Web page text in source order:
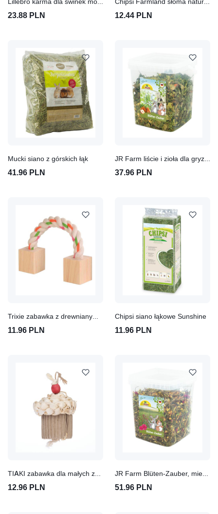
23.88 PLN 12.44 PLN
Mucki siano z górskich łąk
41.96 PLN 37.96 PLN
11.96 PLN
Chipsi siano łąkowe Sunshine
11.96 PLN
12.96 PLN 51.96 PLN